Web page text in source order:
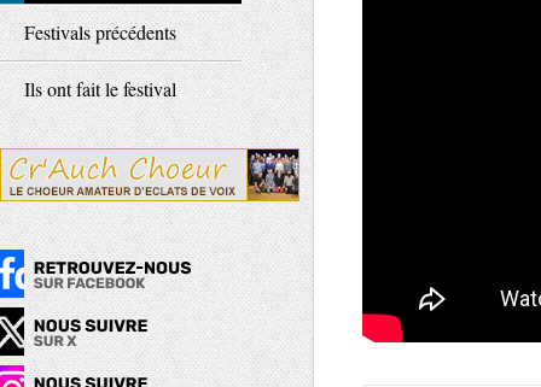
Festivals précédents
Ils ont fait le festival